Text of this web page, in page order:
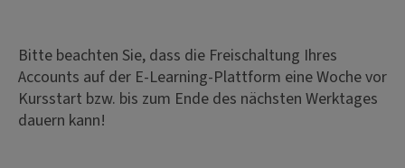
Bitte beachten Sie, dass die Freischaltung Ihres
Accounts auf der E-Learning-Plattform eine Woche vor
Kursstart bzw. bis zum Ende des nächsten Werktages
dauern kann!